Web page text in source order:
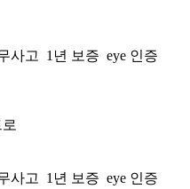
사고 1년 보증 eye 인증
사고 1년 보증 eye 인증